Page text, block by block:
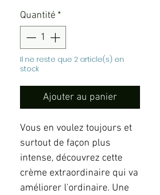
Quantité *
Il ne reste que 2 article(s) en
stock
Ajouter au panier
Vous en voulez toujours et
surtout de façon plus
intense, découvrez cette
crème extraordinaire qui va
améliorer l'ordinaire. Une